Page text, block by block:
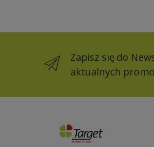
Zapisz się do
aktualnych